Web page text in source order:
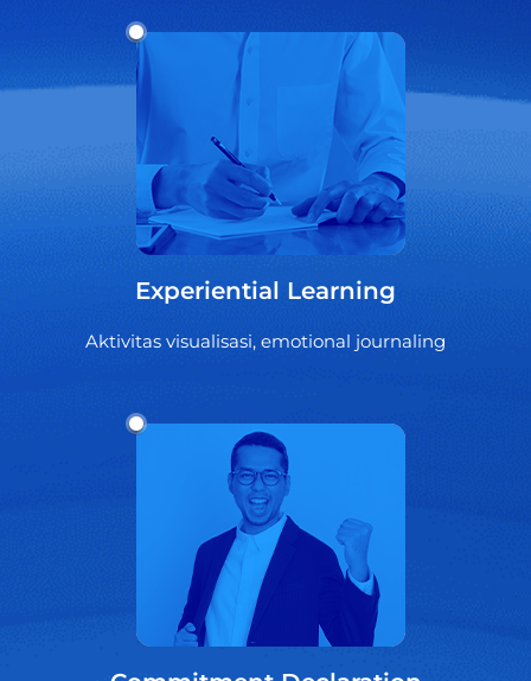
Experiential Learning
Aktivitas visualisasi, emotional journaling